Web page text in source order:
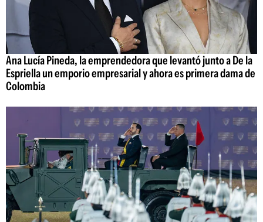
Ana Lucía Pineda, la emprendedora que levantó junto a De la
Espriella un emporio empresarial y ahora es primera dama de
Colombia